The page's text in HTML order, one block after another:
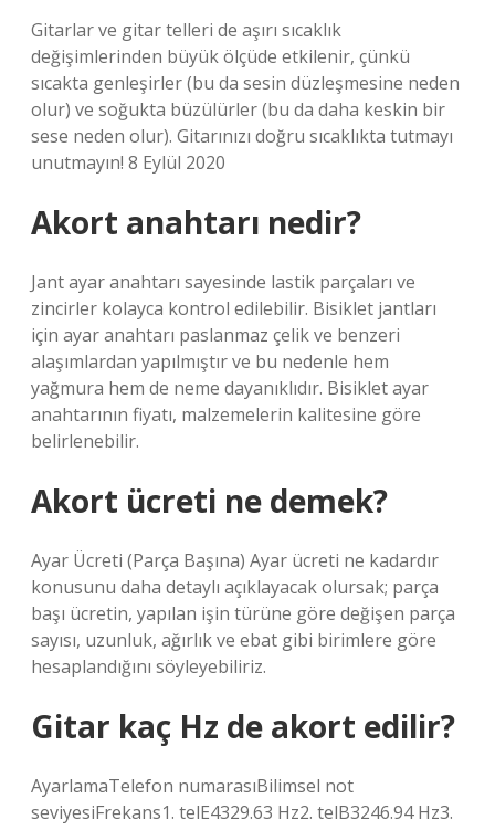
Gitarlar ve gitar telleri de aşırı sıcaklık
değişimlerinden büyük ölçüde etkilenir, çünkü
sıcakta genleşirler (bu da sesin düzleşmesine neden
olur) ve soğukta büzülürler (bu da daha keskin bir
sese neden olur). Gitarınızı doğru sıcaklıkta tutmayı
unutmayın! 8 Eylül 2020
Akort anahtarı nedir?
Jant ayar anahtarı sayesinde lastik parçaları ve
zincirler kolayca kontrol edilebilir. Bisiklet jantları
için ayar anahtarı paslanmaz çelik ve benzeri
alaşımlardan yapılmıştır ve bu nedenle hem
yağmura hem de neme dayanıklıdır. Bisiklet ayar
anahtarının fiyatı, malzemelerin kalitesine göre
belirlenebilir.
Akort ücreti ne demek?
Ayar Ücreti (Parça Başına) Ayar ücreti ne kadardır
konusunu daha detaylı açıklayacak olursak; parça
başı ücretin, yapılan işin türüne göre değişen parça
sayısı, uzunluk, ağırlık ve ebat gibi birimlere göre
hesaplandığını söyleyebiliriz.
Gitar kaç Hz de akort edilir?
AyarlamaTelefon numarasıBilimsel not
seviyesiFrekans1. telE4329.63 Hz2. telB3246.94 Hz3.